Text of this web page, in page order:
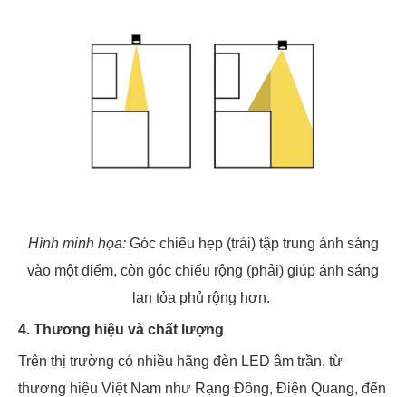
Hình minh họa:Góc chiếu hẹp (trái) tập trung ánh sáng
vào một điểm, còn góc chiếu rộng (phải) giúp ánh sáng
lan tỏa phủ rộng hơn.
4. Thương hiệu và chất lượng
Trên thị trường có nhiều hãng đèn LED âm trần, từ
thương hiệu Việt Nam như Rạng Đông, Điện Quang, đến